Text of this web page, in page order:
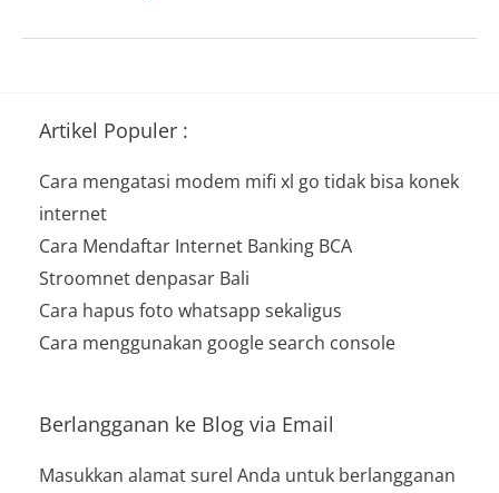
Artikel Populer :
Cara mengatasi modem mifi xl go tidak bisa konek
internet
Cara Mendaftar Internet Banking BCA
Stroomnet denpasar Bali
Cara hapus foto whatsapp sekaligus
Cara menggunakan google search console
Berlangganan ke Blog via Email
Masukkan alamat surel Anda untuk berlangganan